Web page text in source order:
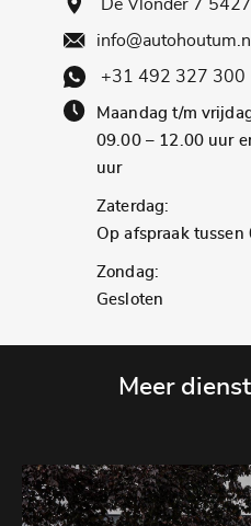
De Vlonder 7
info@autohoutum.nl
+31 492 327 300
Maandag t/m
09.00 – 12.00 uur
uur
Zaterdag:
Op afspraak
Zondag:
Gesloten
Meer